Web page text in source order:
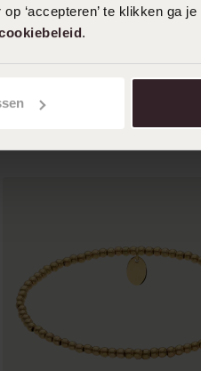
‘accepteren’ te klikken ga
.